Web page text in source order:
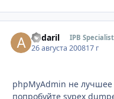
andaril IPB Specialist
26 августа 200817 г
phpMyAdmin не лучшее
попробуйте sypex